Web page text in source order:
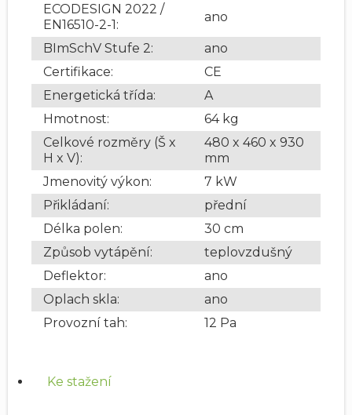
ECODESIGN 2022 /
EN16510-2-1:
ano
BImSchV Stufe 2:
ano
Certifikace:
CE
Energetická třída:
A
Hmotnost:
64 kg
Celkové rozměry (Š x
H x V):
480 x 460 x 930
mm
Jmenovitý výkon:
7 kW
Přikládaní:
přední
Délka polen:
30 cm
Způsob vytápění:
teplovzdušný
Deflektor:
ano
Oplach skla:
ano
Provozní tah: 12 Pa
Ke stažení